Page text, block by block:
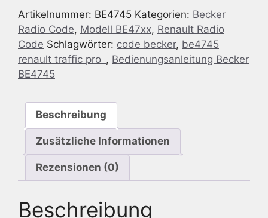
Becker
BE4745
Renault
Traffic
Pro
Artikelnummer: BE4745 Kategorien: Becker
Radio Code, Modell BE47xx, Renault Radio
Code Schlagwörter: code becker, be4745
renault traffic pro_ , Bedienungsanleitung Becker
BE4745
Beschreibung
Zusätzliche Informationen
Rezensionen (0)
Beschreibung